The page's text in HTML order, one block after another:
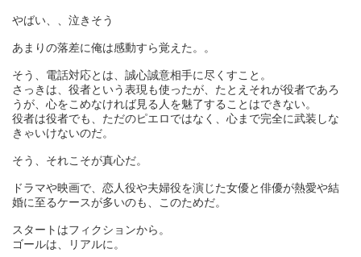
やばい、、泣きそう
あまりの落差に俺は感動すら覚えた。。
そう、電話対応とは、誠心誠意相手に尽くすこと。
さっきは、役者という表現も使ったが、たとえそれが役者であろ
うが、心をこめなければ見る人を魅了することはできない。
役者は役者でも、ただのピエロではなく、心まで完全に武装しな
きゃいけないのだ。
そう、それこそが真心だ。
ドラマや映画で、恋人役や夫婦役を演じた女優と俳優が熱愛や結
婚に至るケースが多いのも、このためだ。
スタートはフィクションから。
ゴールは、リアルに。